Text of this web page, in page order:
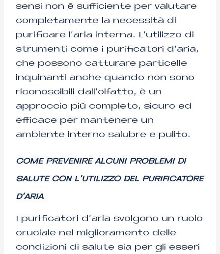
sensi non è sufficiente per valutare
completamente la necessità di
purificare l’aria interna. L’utilizzo di
strumenti come i purificatori d’aria,
che possono catturare particelle
inquinanti anche quando non sono
riconoscibili dall’olfatto, è un
approccio più completo, sicuro ed
efficace per mantenere un
ambiente interno salubre e pulito.
COME PREVENIRE ALCUNI PROBLEMI DI
SALUTE CON L’UTILIZZO DEL PURIFICATORE
D’ARIA
I purificatori d’aria svolgono un ruolo
cruciale nel miglioramento delle
condizioni di salute sia per gli esseri